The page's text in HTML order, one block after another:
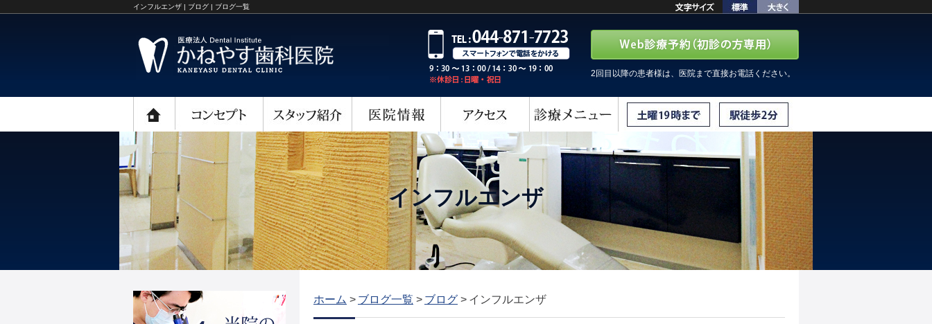
インフルエンザ | ブログ | ブログ一覧
2回目以降の患者様は、医院まで直接お電話ください。
インフルエンザ
ホーム > ブログ一覧 > ブログ > インフルエンザ